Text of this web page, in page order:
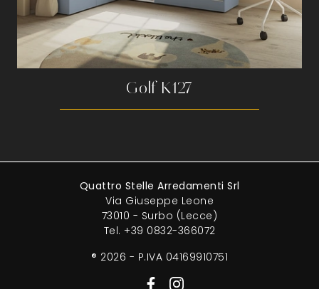
Golf K127
Quattro Stelle Arredamenti Srl
Via Giuseppe Leone
73010 - Surbo (Lecce)
Tel. +39 0832-366072
® 2026 - P.IVA 04169910751